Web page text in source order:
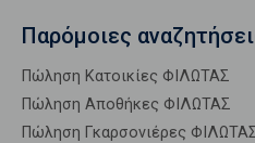
Παρόμοιες
Πώληση Κατοικίες ΦΙΛΩΤΑΣ
Πώληση Αποθήκες ΦΙΛΩΤΑΣ
Πώληση Γκαρσονιέρες